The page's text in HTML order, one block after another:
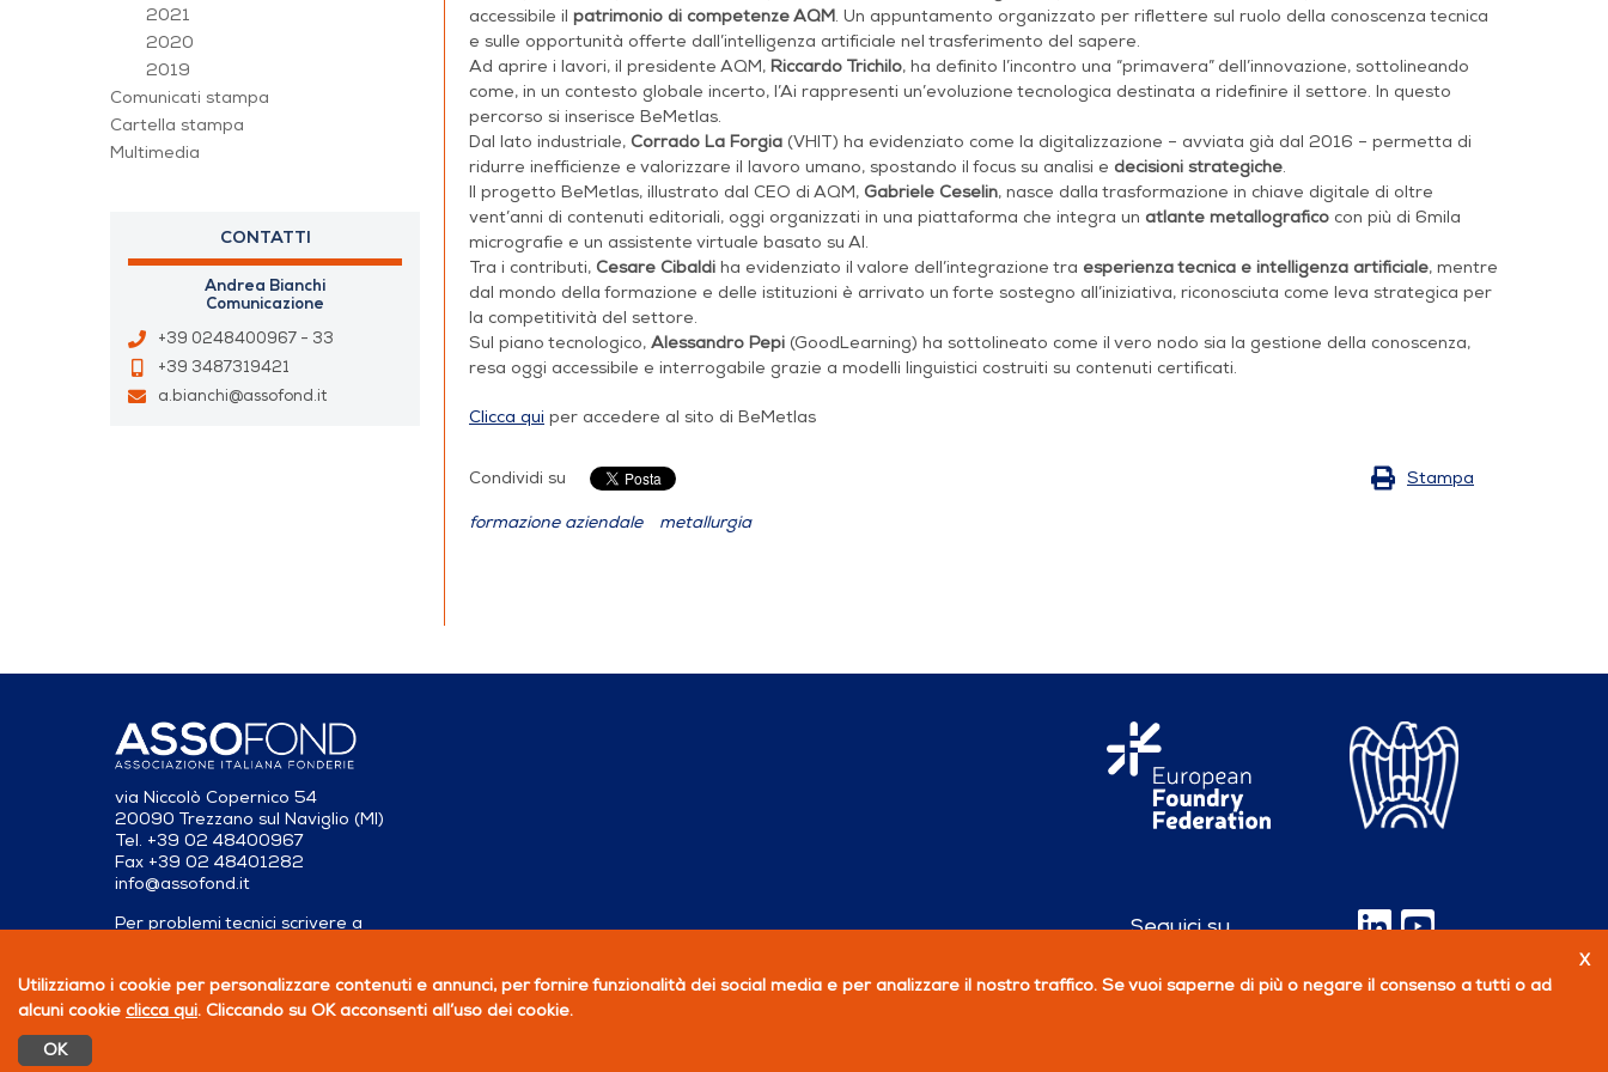
2021
2020
2019
Comunicati stampa
Cartella stampa
Multimedia
CONTATTI
Andrea Bianchi
Comunicazione
+39 0248400967 - 33
+39 3487319421
a.bianchi@assofond.it
accessibile il patrimonio di competenze AQM. Un appuntamento organizzato per riflettere sul ruolo della conoscenza tecnica
e sulle opportunità offerte dall’intelligenza artificiale nel trasferimento del sapere.
Ad aprire i lavori, il presidente AQM, Riccardo Trichilo, ha definito l’incontro una “primavera” dell’innovazione, sottolineando
come, in un contesto globale incerto, l’Ai rappresenti un’evoluzione tecnologica destinata a ridefinire il settore. In questo
percorso si inserisce BeMetlas.
Dal lato industriale, Corrado La Forgia (VHIT) ha evidenziato come la digitalizzazione – avviata già dal 2016 – permetta di
ridurre inefficienze e valorizzare il lavoro umano, spostando il focus su analisi e decisioni strategiche.
Il progetto BeMetlas, illustrato dal CEO di AQM, Gabriele Ceselin, nasce dalla trasformazione in chiave digitale di oltre
vent’anni di contenuti editoriali, oggi organizzati in una piattaforma che integra un atlante metallografico con più di 6mila
micrografie e un assistente virtuale basato su AI.
Tra i contributi, Cesare Cibaldi ha evidenziato il valore dell’integrazione tra esperienza tecnica e intelligenza artificiale, mentre
dal mondo della formazione e delle istituzioni è arrivato un forte sostegno all’iniziativa, riconosciuta come leva strategica per
la competitività del settore.
Sul piano tecnologico, Alessandro Pepi (GoodLearning) ha sottolineato come il vero nodo sia la gestione della conoscenza,
resa oggi accessibile e interrogabile grazie a modelli linguistici costruiti su contenuti certificati.
Clicca qui per accedere al sito di BeMetlas
Condividi su Stampa
formazione aziendale metallurgia
via Niccolò Copernico 54
20090 Trezzano sul Naviglio (MI)
Tel. +39 02 48400967
Fax +39 02 48401282
info@assofond.it
Per problemi tecnici scrivere a
PRIVACY POLICY
Seguici su
PERCHÉ ASSOCIARSI
X
Utilizziamo i cookie per personalizzare contenuti e annunci, per fornire funzionalità dei social media e per analizzare il nostro traffico. Se vuoi saperne di più o negare il consenso a tutti o ad
alcuni cookie clicca qui. Cliccando su OK acconsenti all’uso dei cookie.
OK